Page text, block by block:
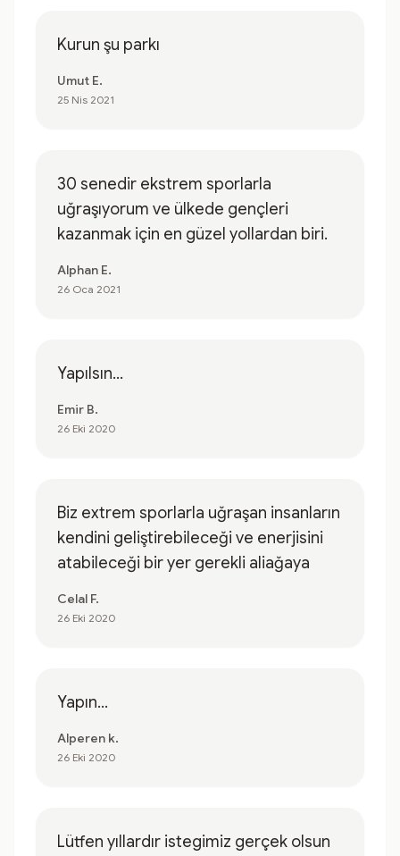
Kurun şu parkı
Umut E.
25 Nis 2021
30 senedir ekstrem sporlarla
uğraşıyorum ve ülkede gençleri
kazanmak için en güzel yollardan biri.
Alphan E.
26 Oca 2021
Yapılsın...
Emir B.
26 Eki 2020
Biz extrem sporlarla uğraşan insanların
kendini geliştirebileceği ve enerjisini
atabileceği bir yer gerekli aliağaya
Celal F.
26 Eki 2020
Yapın...
Alperen k.
26 Eki 2020
Lütfen yıllardır istegimiz gerçek olsun